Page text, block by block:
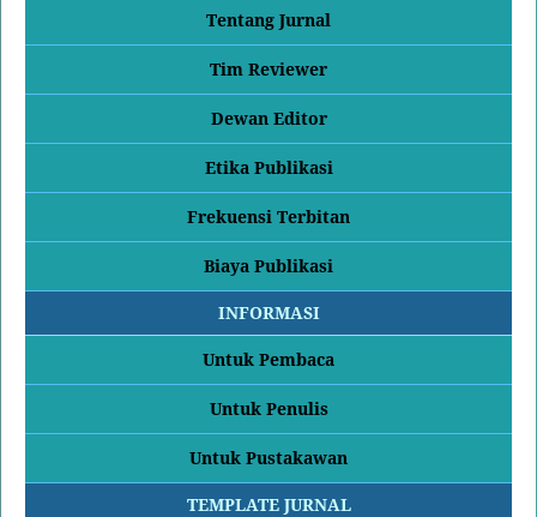
Tentang Jurnal
Tim Reviewer
Dewan Editor
Etika Publikasi
Frekuensi Terbitan
Biaya Publikasi
INFORMASI
Untuk Pembaca
Untuk Penulis
Untuk Pustakawan
TEMPLATE JURNAL